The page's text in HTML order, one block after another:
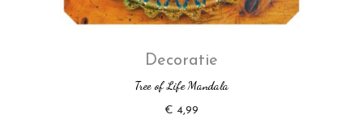
Decoratie
Tree of Life Mandala
€ 4,99